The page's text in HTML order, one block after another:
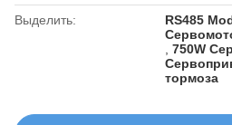
Выделить:
RS485
,750W
тормоза